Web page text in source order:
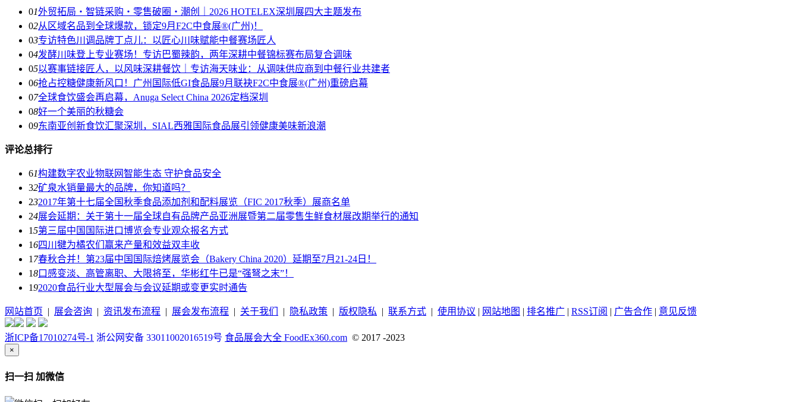
01外贸拓局・智链采购・零售破圈・潮创｜2026 HOTELEX深圳展四大主题发布
02从区域名品到全球爆款，锁定9月F2C中食展®(广州)！
03专访特色川调品牌丁点儿：以匠心川味赋能中餐赛场匠人
04发酵川味登上专业赛场！专访巴蜀辣韵，两年深耕中餐锦标赛布局复合调味
05以赛事链接匠人，以风味深耕餐饮｜专访海天味业：从调味供应商到中餐行业共建者
06抢占控糖健康新风口！广州国际低GI食品展9月联袂F2C中食展®(广州)重磅启幕
07全球食饮盛会再启幕，Anuga Select China 2026定档深圳
08好一个美丽的秋糖会
09东南亚创新食饮汇聚深圳，SIAL西雅国际食品展引领健康美味新浪潮
评论总排行
61构建数字农业物联网智能生态 守护食品安全
32矿泉水销量最大的品牌，你知道吗？
232017年第十七届全国秋季食品添加剂和配料展览（FIC 2017秋季）展商名单
24展会延期：关于第十一届全球自有品牌产品亚洲展暨第二届零售生鲜食材展改期举行的通知
15第三届中国国际进口博览会专业观众报名方式
16四川犍为橘农们赢来产量和效益双丰收
1 7春秋合并！第23届中国国际焙烤展览会（Bakery China 2020）延期至7月21-24日！
18口感变淡、高管离职、大限将至，华彬红牛已是“强弩之末”！
192020食品行业大型展会与会议延期或变更实时通告
网站首页 | 展会咨询 | 资讯发布流程 | 展会发布流程 | 关于我们 | 隐私政策 | 版权隐私 | 联系方式 | 使用协议 | 网站地图 | 排名推广 | RSS订阅 | 广告合作 | 意见反馈
浙ICP备17010274号-1 浙公网安备 33011002016519号 食品展会大全 FoodEx360.com © 2017 -2023
×
扫一扫 加微信